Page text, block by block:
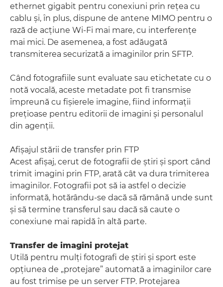
ethernet gigabit pentru conexiuni prin reţea cu
cablu şi, în plus, dispune de antene MIMO pentru o
rază de acţiune Wi-Fi mai mare, cu interferenţe
mai mici. De asemenea, a fost adăugată
transmiterea securizată a imaginilor prin SFTP.
Când fotografiile sunt evaluate sau etichetate cu o
notă vocală, aceste metadate pot fi transmise
împreună cu fişierele imagine, fiind informaţii
preţioase pentru editorii de imagini şi personalul
din agenţii.
Afişajul stării de transfer prin FTP
Acest afişaj, cerut de fotografii de ştiri şi sport când
trimit imagini prin FTP, arată cât va dura trimiterea
imaginilor. Fotografii pot să ia astfel o decizie
informată, hotărându-se dacă să rămână unde sunt
şi să termine transferul sau dacă să caute o
conexiune mai rapidă în altă parte.
Transfer de imagini protejat
Utilă pentru mulţi fotografi de ştiri şi sport este
opţiunea de „protejare” automată a imaginilor care
au fost trimise pe un server FTP. Protejarea